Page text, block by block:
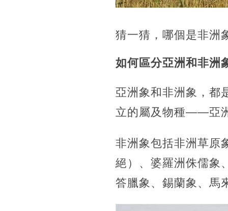
猜一猜，哪個是非洲
如何區分亞洲和非洲
亞洲象和非洲象，都
立的屬及物種——亞
非洲象包括非洲草原
絕）、婆羅洲侏儒象
答臘象、錫蘭象、馬